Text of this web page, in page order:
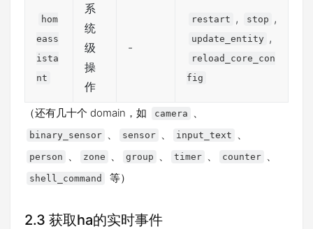
hom
eass
ista
nt
系
统
级
操
作
-
restart , stop ,
update_entity ,
reload_core_con
fig
（还有几十个 domain，如 camera 、
binary_sensor 、 sensor 、 input_text 、
person 、 zone 、 group 、 timer 、 counter 、
shell_command 等）
2.3 获取ha的实时事件